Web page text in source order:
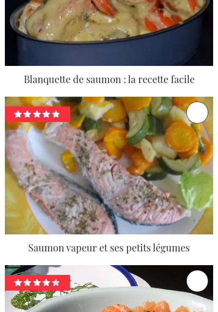
Blanquette de saumon : la recette facile
Saumon vapeur et ses petits légumes